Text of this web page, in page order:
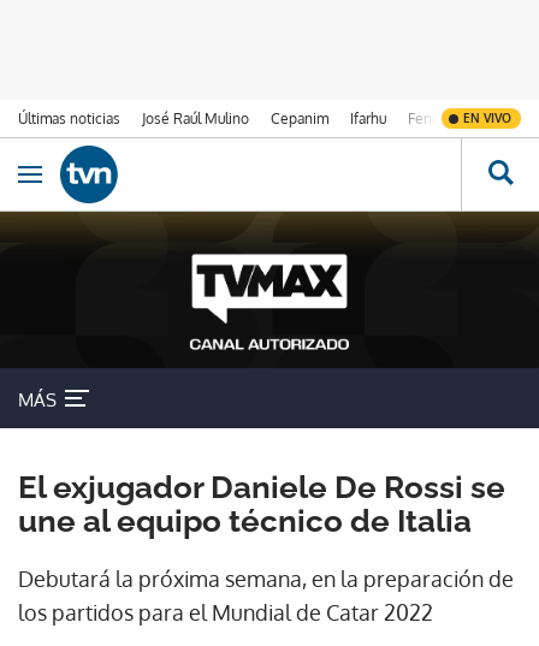
Últimas noticias José Raúl Mulino Cepanim Ifarhu Fenómeno de El
EN VIVO
Ir al contenido
Obrir navegació
MÁS
El exjugador Daniele De Rossi se
une al equipo técnico de Italia
Debutará la próxima semana, en la preparación de
los partidos para el Mundial de Catar 2022